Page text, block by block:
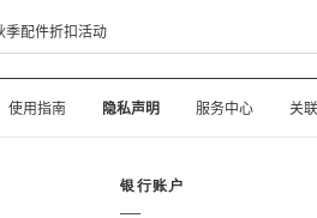
季配件折扣活动
使用指南 隐私声明 服务中心 关
银行账户